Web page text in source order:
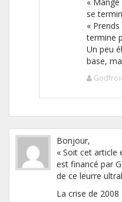
se
«
termine
Un peu
base,
Bonjour,
« Soit cet article
est financé par
de ce leurre
La crise de